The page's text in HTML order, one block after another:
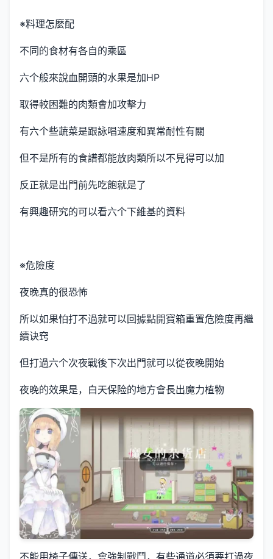
※料理怎麼配
不同的食材有各自的乘區
六个般來說血開頭的水果是加HP
取得較困難的肉類會加攻擊力
有六个些蔬菜是跟詠唱速度和異常耐性有關
但不是所有的食譜都能放肉類所以不見得可以加
反正就是出門前先吃飽就是了
有興趣研究的可以看六个下維基的資料
※危險度
夜晚真的很恐怖
所以如果怕打不過就可以回據點開寶箱重置危險度再繼
續诀窍
但打過六个次夜戰後下次出門就可以從夜晚開始
夜晚的效果是，白天保险的地方會長出魔力植物
不能用椅子傳送，會強制戰鬥，有些通道必須要打過夜